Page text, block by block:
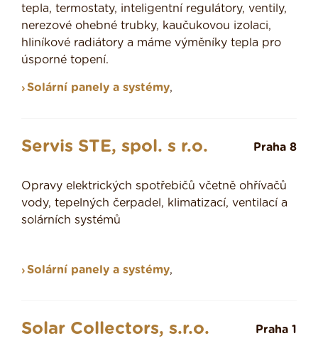
tepla, termostaty, inteligentní regulátory, ventily,
nerezové ohebné trubky, kaučukovou izolaci,
hliníkové radiátory a máme výměníky tepla pro
úsporné topení.
Solární panely a systémy,
Servis STE, spol. s r.o. Praha 8
Opravy elektrických spotřebičů včetně ohřívačů
vody, tepelných čerpadel, klimatizací, ventilací a
solárních systémů
Solární panely a systémy,
Solar Collectors, s.r.o. Praha 1